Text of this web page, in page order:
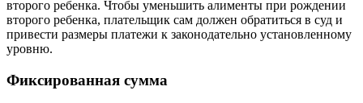
второго ребенка. Чтобы уменьшить алименты при рождении
второго ребенка, плательщик сам должен обратиться в суд и
привести размеры платежи к законодательно установленному
уровню.
Фиксированная сумма